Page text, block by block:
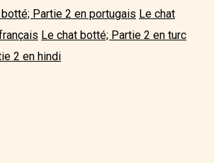
Partie 2 en portugais Le chat
Le chat botté; Partie 2 en turc
2 en hindi